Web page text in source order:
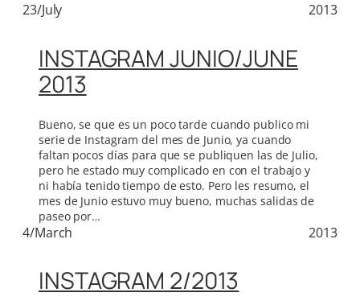
23/July 2013
INSTAGRAM JUNIO/JUNE
2013
Bueno, se que es un poco tarde cuando publico mi
serie de Instagram del mes de Junio, ya cuando
faltan pocos días para que se publiquen las de Julio,
pero he estado muy complicado en con el trabajo y
ni había tenido tiempo de esto. Pero les resumo, el
mes de Junio estuvo muy bueno, muchas salidas de
paseo por…
4/March 2013
INSTAGRAM 2/2013